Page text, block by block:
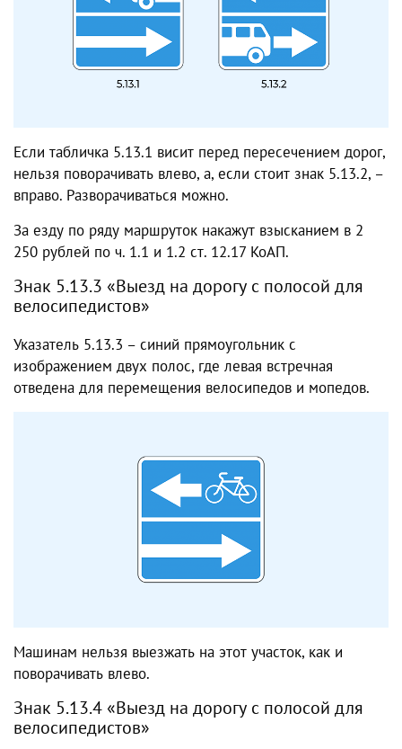
Если табличка 5.13.1 висит перед пересечением дорог,
нельзя поворачивать влево, а, если стоит знак 5.13.2, –
вправо. Разворачиваться можно.
За езду по ряду маршруток накажут взысканием в 2
250 рублей по ч. 1.1 и 1.2 ст. 12.17 КоАП.
Знак 5.13.3 «Выезд на дорогу с полосой для
велосипедистов»
Указатель 5.13.3 – синий прямоугольник с
изображением двух полос, где левая встречная
отведена для перемещения велосипедов и мопедов.
Машинам нельзя выезжать на этот участок, как и
поворачивать влево.
Знак 5.13.4 «Выезд на дорогу с полосой для
велосипедистов»